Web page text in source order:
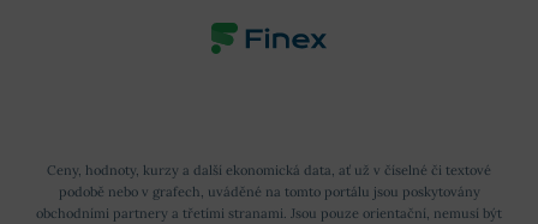
Ceny, hodnoty, kurzy a další ekonomická data, ať už v číselné či textové
podobě nebo v grafech, uváděné na tomto portálu jsou poskytovány
obchodními partnery a třetími stranami. Jsou pouze orientační, nemusí být